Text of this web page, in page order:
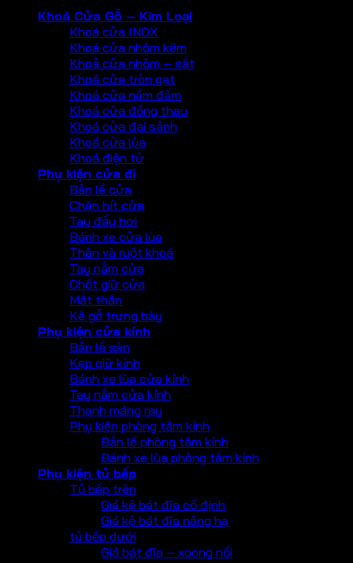
Khoá Cửa Gỗ – Kim Loại
Khoá cửa INOX
Khoá cửa nhôm kẽm
Khoả cửa nhôm – sắt
Khoá cửa tròn gạt
Khoá cửa nắm đấm
Khoá cửa đồng thau
Khoá cửa đại sảnh
Khoá cửa lùa
Khoá điện tử
Phụ kiện cửa đi
Bản lề cửa
Chặn hít cửa
Tay đẩy hơi
Bánh xe cửa lùa
Thân và ruột khoá
Tay nắm cửa
Chốt giữ cửa
Mắt thần
Kệ gỗ trưng bày
Phụ kiện cửa kính
Bản lề sàn
Kẹp giữ kính
Bánh xe lùa cửa kính
Tay nắm cửa kính
Thanh máng ray
Phụ kiện phòng tắm kính
Bản lề phòng tắm kính
Bánh xe lùa phòng tắm kính
Phụ kiện tủ bếp
Tủ bếp trên
Giá kệ bát đĩa cố định
Giá kệ bát đĩa nâng hạ
tủ bếp dưới
Giá bát đĩa – xoong nồi